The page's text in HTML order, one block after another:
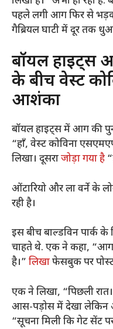
पहले लगी आग फिर से
गैब्रियल घाटी में दूर तक
बॉयल हाइट्स
के बीच वेस्ट
आशंका
बॉयल हाइट्स में आग की
“हाँ, वेस्ट कोविना
लिखा। दूसराजोड़ा गया है
ओंटारियो और ला वर्ने के
रही है।
इस बीच बाल्डविन पार्क
चाहते थे. एक ने कहा,
है।” लिखाफेसबुक पर पोस्ट
एक ने लिखा, “पिछली
आस-पड़ोस में देखा लेकिन
“सूचना मिली कि गेट सेंट